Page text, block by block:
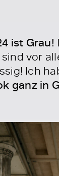
ist Grau!
vor
Ich
ganz in